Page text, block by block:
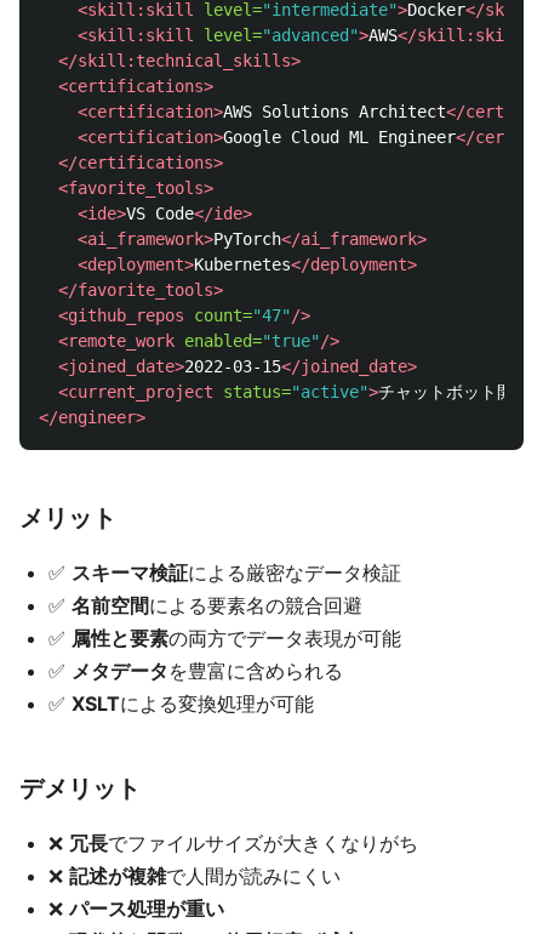
<skill:skill
level="intermediate">Docker</
<skill:skill
level="advanced">AWS</skill:skill>
</skill:technical_skills>
<certifications>
<certification>AWS Solutions Architect</
<certification>Google Cloud ML Engineer</
</certifications>
<favorite_tools>
<ide>VS Code</ide>
<ai_framework>PyTorch</ai_framework>
<deployment>Kubernetes</deployment>
</favorite_tools>
<github_repos
count="47" />
<remote_work enabled="true" />
<joined_date>2022-03-15</joined_date>
<current_project
status="active">チャットボット開発
</engineer>
メリット
✅ スキーマ検証による厳密なデータ検証
✅ 名前空間による要素名の競合回避
✅ 属性と要素の両方でデータ表現が可能
✅ メタデータ を豊富に含められる
✅ XSLTによる変換処理が可能
デメリット
❌ 冗長でファイルサイズが大きくなりがち
❌ 記述が複雑で人間が読みにくい
❌パース処理が重い